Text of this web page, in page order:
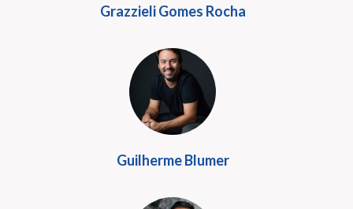
Grazzieli Gomes Rocha
Guilherme Blumer